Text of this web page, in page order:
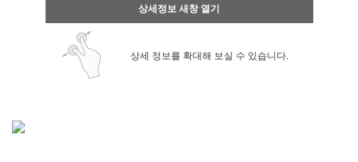
상세정보 새창 열기
상세 정보를 확대해 보실 수 있습니다.